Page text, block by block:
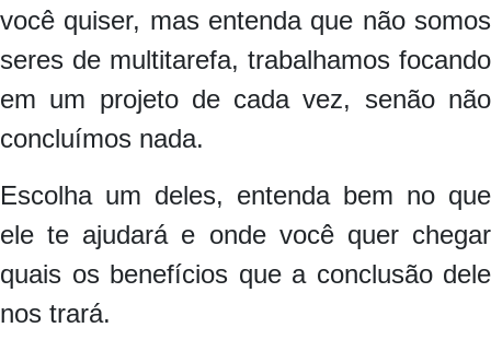
você quiser, mas entenda que não somos
seres de multitarefa, trabalhamos focando
em um projeto de cada vez, senão não
concluímos nada.
Escolha um deles, entenda bem no que
ele te ajudará e onde você quer chegar
quais os benefícios que a conclusão dele
nos trará.